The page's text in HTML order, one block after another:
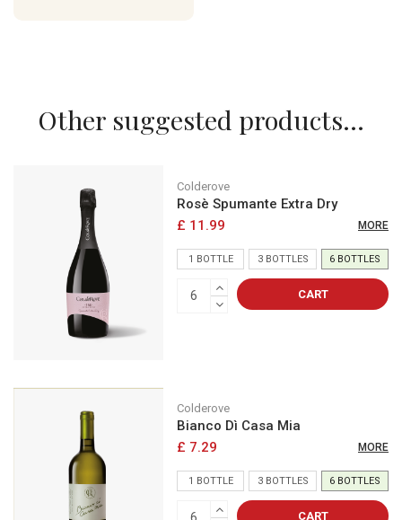
Other suggested products...
Colderove
Rosè Spumante Extra Dry
£ 11.99
MORE
1 BOTTLE 3 BOTTLES 6 BOTTLES
CART
Colderove
Bianco Dì Casa Mia
£ 7.29
MORE
1 BOTTLE 3 BOTTLES 6 BOTTLES
CART